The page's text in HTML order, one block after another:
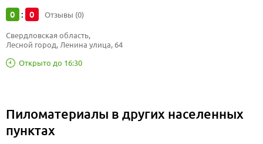
0 : 0 Отзывы (0)
Открыто до 16:30
Свердловская область,
Лесной город, Ленина улица, 64
Пиломатериалы в других населенных
пунктах